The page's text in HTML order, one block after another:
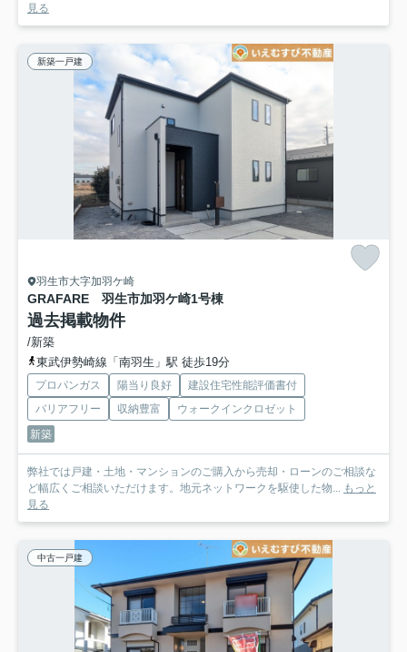
見る
新築一戸建
羽生市大字加羽ケ崎
GRAFARE 羽生市加羽ケ崎1号棟
過去掲載物件
/新築
東武伊勢崎線「南羽生」駅 徒歩19分
プロパンガス 陽当り良好
建設住宅性能評価書付
バリアフリー
収納豊富
ウォークインクロゼット
新築
弊社では戸建・土地・マンションのご購入から売却・ローンのご相談な
ど幅広くご相談いただけます。地元ネットワークを駆使した物... もっと
見る
中古一戸建